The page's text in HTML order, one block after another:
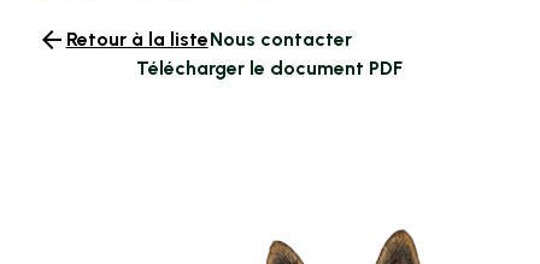
arrow_backRetour à la listeNous contacter
Télécharger le document PDF